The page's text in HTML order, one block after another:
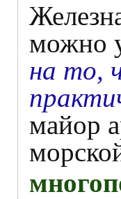
можно
на то,
майор